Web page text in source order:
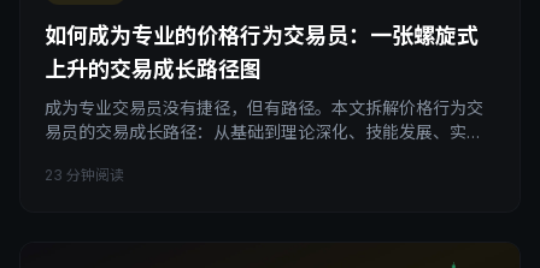
如何成为专业的价格行为交易员：一张螺旋式
上升的交易成长路径图
成为专业交易员没有捷径，但有路径。本文拆解价格行为交
易员的交易成长路径：从基础到理论深化、技能发展、实践
习需要复习加刻意练习，回答交易需要多久这个老问题，并
23 分钟阅读